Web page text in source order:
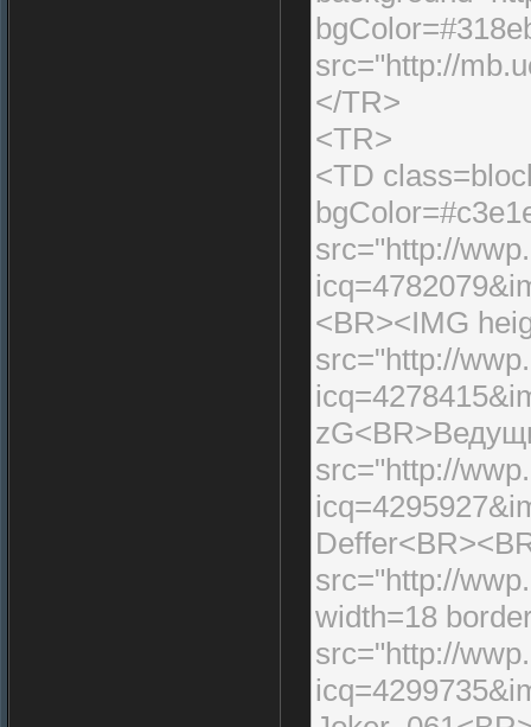
src="http://
</TR>
<TR>
<TD
src="http://
<BR><IMG
src="http://
src="http://
src="http://
width=18
src="http://